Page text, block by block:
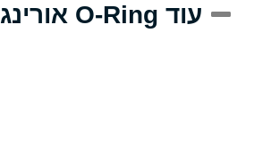
Aluminum Acetate (Aqueous)
עוד O-Ring אורינגים מאותו החומר